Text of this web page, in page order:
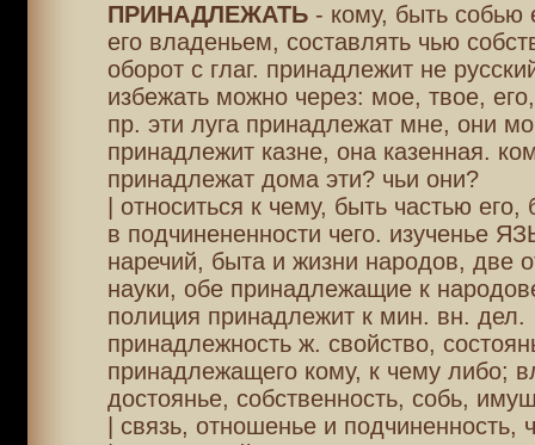
ПРИНАДЛЕЖАТЬ- кому, быть собью
его владеньем, составлять чью
оборот с глаг. принадлежит не
избежать можно через: мое, твое,
пр. эти луга принадлежат мне, они
принадлежит казне, она казенная.
принадлежат дома эти? чьи они?
| относиться к чему, быть частью его,
в подчинененности чего. изученье
наречий, быта и жизни народов, две
науки, обе принадлежащие к
полиция принадлежит к мин. вн. дел.
принадлежность ж. свойство,
принадлежащего кому, к чему либо;
достоянье, собственность, собь,
| связь, отношенье и подчиненность,